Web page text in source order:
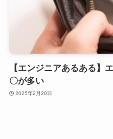
【エンジニアあるある】
〇が多い
2025年2月20日